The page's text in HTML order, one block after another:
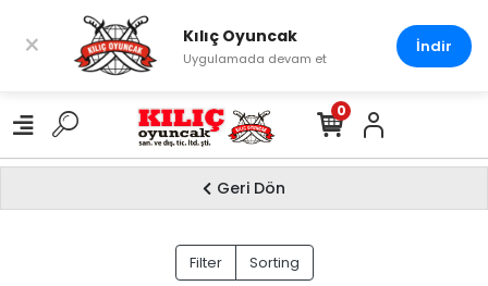
0
Geri Dön
Filter Sorting
× Kılıç Oyuncak
Uygulamada devam et
İndir